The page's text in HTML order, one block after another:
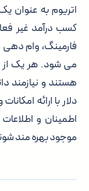
اتریوم به عنوان
کسب درآمد غیر
می شود. هر یک از
هستند و نیازمند
دلار با ارائه
اطمینان و
موجود بهره مند